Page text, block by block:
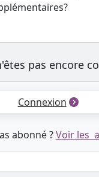
pas encore
Connexion
abonné ?Voir les